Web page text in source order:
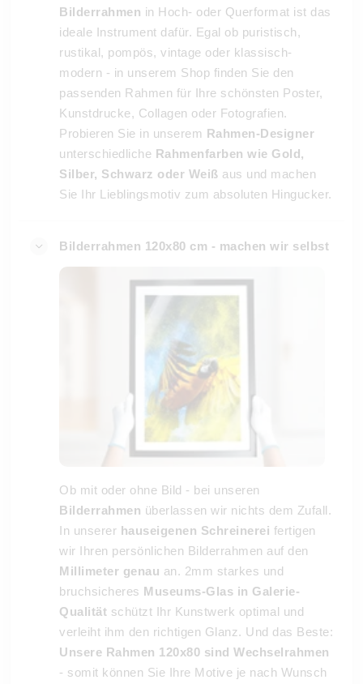
Bilderrahmen in Hoch- oder Querformat ist das
ideale Instrument dafür. Egal ob puristisch,
rustikal, pompös, vintage oder klassisch-
modern - in unserem Shop finden Sie den
passenden Rahmen für Ihre schönsten Poster,
Kunstdrucke, Collagen oder Fotografien.
Probieren Sie in unserem Rahmen-Designer
unterschiedliche Rahmenfarben wie Gold,
Silber, Schwarz oder Weiß aus und machen
Sie Ihr Lieblingsmotiv zum absoluten Hingucker.
Bilderrahmen 120x80 cm - machen wir selbst
Ob mit oder ohne Bild - bei unseren
Bilderrahmen überlassen wir nichts dem Zufall.
In unserer hauseigenen Schreinerei fertigen
wir Ihren persönlichen Bilderrahmen auf den
Millimeter genau an. 2mm starkes und
bruchsicheres Museums-Glas in Galerie-
Qualität schützt Ihr Kunstwerk optimal und
verleiht ihm den richtigen Glanz. Und das Beste:
Unsere Rahmen 120x80 sind Wechselrahmen
- somit können Sie Ihre Motive je nach Wunsch